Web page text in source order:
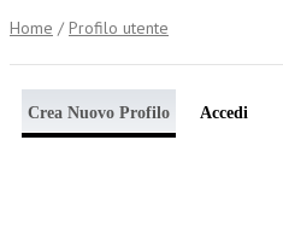
Home / Profilo utente
Crea Nuovo Profilo Accedi